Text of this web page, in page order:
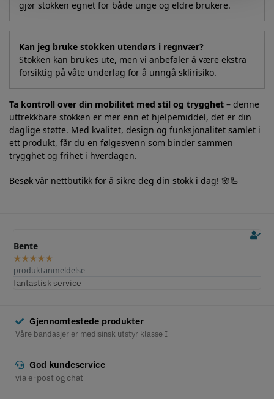
gjør stokken egnet for både unge og eldre brukere.
Kan jeg bruke stokken utendørs i regnvær?
Stokken kan brukes ute, men vi anbefaler å være ekstra
forsiktig på våte underlag for å unngå sklirisiko.
Ta kontroll over din mobilitet med stil og trygghet – denne
uttrekkbare stokken er mer enn et hjelpemiddel, det er din
daglige støtte. Med kvalitet, design og funksjonalitet samlet i
ett produkt, får du en følgesvenn som binder sammen
trygghet og frihet i hverdagen.
Besøk vår nettbutikk for å sikre deg din stokk i dag! 🌸🦾
Bente
★★★★★
produktanmeldelse
fantastisk service
Gjennomtestede produkter
Våre bandasjer er medisinsk utstyr klasse I
God kundeservice
via e-post og chat